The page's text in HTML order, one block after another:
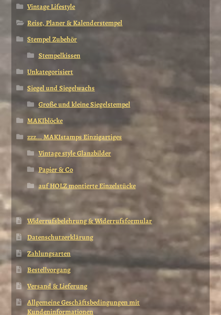
Vintage Lifestyle
Reise, Planer & Kalenderstempel
Stempel Zubehör
Stempelkissen
Unkategorisiert
Siegel und Siegelwachs
Große und kleine Siegelstempel
MAKIblöcke
zzz... MAKIstamps Einzigartiges
Vintage style Glanzbilder
Papier & Co
auf HOLZ montierte Einzelstücke
Widerrufsbelehrung & Widerrufsformular
Datenschutzerklärung
Zahlungsarten
Bestellvorgang
Versand & Lieferung
Allgemeine Geschäftsbedingungen mit
Kundeninformationen